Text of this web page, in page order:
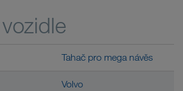
Tahač pro mega návěs
Volvo